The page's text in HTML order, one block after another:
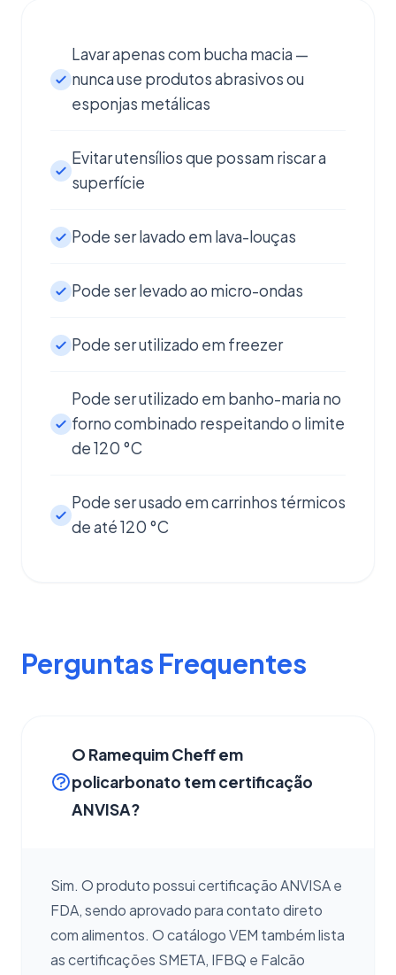
Lavar apenas com bucha macia —
nunca use produtos abrasivos ou
esponjas metálicas
Evitar utensílios que possam riscar a
superfície
Pode ser lavado em lava-louças
Pode ser levado ao micro-ondas
Pode ser utilizado em freezer
Pode ser utilizado em banho-maria no
forno combinado respeitando o limite
de 120 °C
Pode ser usado em carrinhos térmicos
de até 120 °C
Perguntas Frequentes
O Ramequim Cheff em
policarbonato tem certificação
ANVISA?
Sim. O produto possui certificação ANVISA e
FDA, sendo aprovado para contato direto
com alimentos. O catálogo VEM também lista
as certificações SMETA, IFBQ e Falcão